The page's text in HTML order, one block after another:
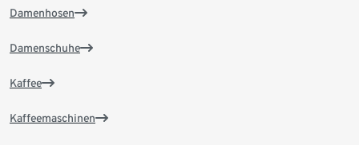
Damenhosen
Damenschuhe
Kaffee
Kaffeemaschinen